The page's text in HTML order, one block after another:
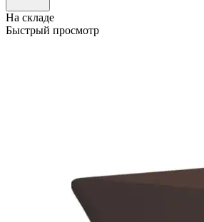
На складе
Быстрый просмотр